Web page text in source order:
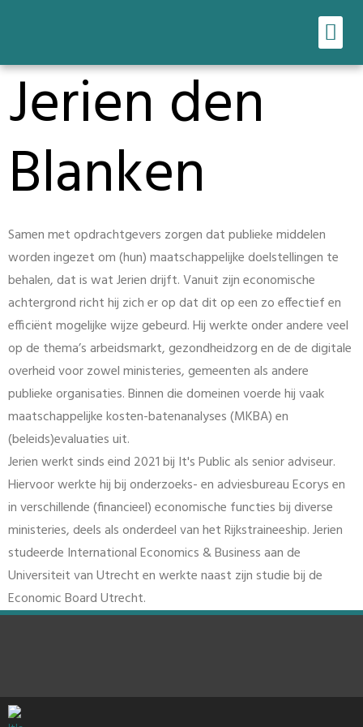
Jerien den
Blanken
Samen met opdrachtgevers zorgen dat publieke middelen
worden ingezet om (hun) maatschappelijke doelstellingen te
behalen, dat is wat Jerien drijft. Vanuit zijn economische
achtergrond richt hij zich er op dat dit op een zo effectief en
efficiënt mogelijke wijze gebeurd. Hij werkte onder andere veel
op de thema’s arbeidsmarkt, gezondheidzorg en de de digitale
overheid voor zowel ministeries, gemeenten als andere
publieke organisaties. Binnen die domeinen voerde hij vaak
maatschappelijke kosten-batenanalyses (MKBA) en
(beleids)evaluaties uit.
Jerien werkt sinds eind 2021 bij It's Public als senior adviseur.
Hiervoor werkte hij bij onderzoeks- en adviesbureau Ecorys en
in verschillende (financieel) economische functies bij diverse
ministeries, deels als onderdeel van het Rijkstraineeship. Jerien
studeerde International Economics & Business aan de
Universiteit van Utrecht en werkte naast zijn studie bij de
Economic Board Utrecht.